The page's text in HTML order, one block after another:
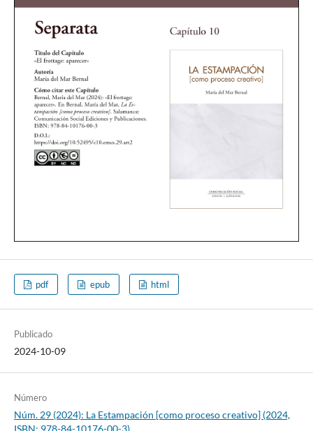
pdf epub html
Publicado
2024-10-09
Número
Núm. 29 (2024): La Estampación [como proceso creativo] (2024,